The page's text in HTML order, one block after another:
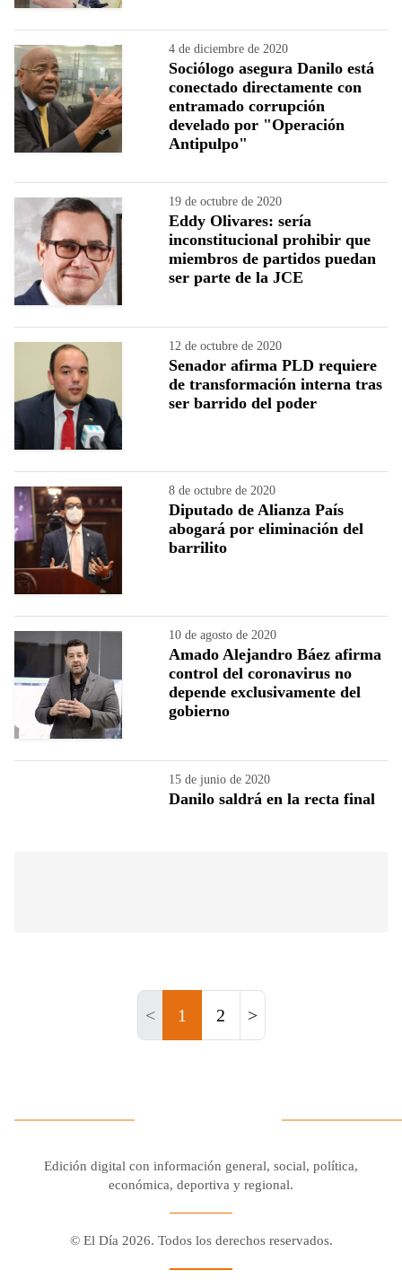
4 de diciembre de 2020
Sociólogo asegura Danilo está
conectado directamente con
entramado corrupción
develado por "Operación
Antipulpo"
19 de octubre de 2020
Eddy Olivares: sería
inconstitucional prohibir que
miembros de partidos puedan
ser parte de la JCE
12 de octubre de 2020
Senador afirma PLD requiere
de transformación interna tras
ser barrido del poder
8 de octubre de 2020
Diputado de Alianza País
abogará por eliminación del
barrilito
10 de agosto de 2020
Amado Alejandro Báez afirma
control del coronavirus no
depende exclusivamente del
gobierno
15 de junio de 2020
Danilo saldrá en la recta final
< 1 2 >
Edición digital con información general, social, política,
económica, deportiva y regional.
© El Día 2026. Todos los derechos reservados.